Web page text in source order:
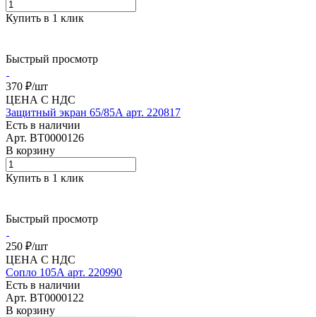
Купить в 1 клик
Быстрый просмотр
370 ₽/шт
ЦЕНА С НДС
Защитный экран 65/85А арт. 220817
Есть в наличии
Арт. BT0000126
В корзину
Купить в 1 клик
Быстрый просмотр
250 ₽/шт
ЦЕНА С НДС
Сопло 105А арт. 220990
Есть в наличии
Арт. BT0000122
В корзину